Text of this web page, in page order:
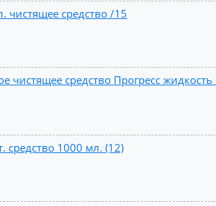
чистящее средство /15
чистящее средство Прогресс
средство 1000 мл. (12)